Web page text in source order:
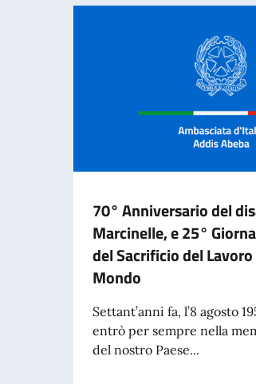
70° Anniversario del
Marcinelle, e 25°
del Sacrificio del
Mondo
Settant’anni fa, l’8 agosto
entrò per sempre nella
del nostro Paese...